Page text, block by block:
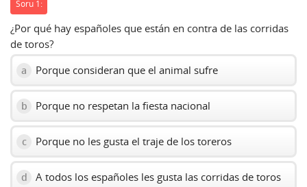
Soru 1:
¿Por qué hay españoles que están en contra de las corridas
de toros?
a Porque consideran que el animal sufre
b Porque no respetan la fiesta nacional
c Porque no les gusta el traje de los toreros
d A todos los españoles les gusta las corridas de toros